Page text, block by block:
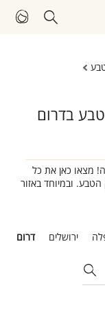
בדרום
מצאו כאן את כל
ובמיוחד באזור
ירושלים דרום